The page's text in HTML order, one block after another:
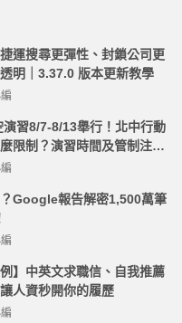
運搜尋更彈性、封鎖公司更
明｜3.37.0 版本更新教學
習8/7-8/13舉行！北中行動
限制？演習時間及管制注意
Google報告解密1,500萬筆
】中英文求職信、自我推薦
人資秒開你的履歷